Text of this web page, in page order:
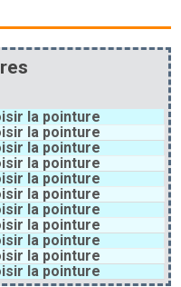
la pointure
la pointure
la pointure
la pointure
la pointure
la pointure
la pointure
la pointure
la pointure
la pointure
la pointure